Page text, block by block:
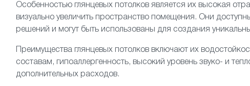
Особенностью глянцевых потолков является их высокая
визуально увеличить пространство помещения. Они
решений и могут быть использованы для создания
Преимущества глянцевых потолков включают их
составам, гипоаллергенность, высокий уровень звуко- и
дополнительных расходов.